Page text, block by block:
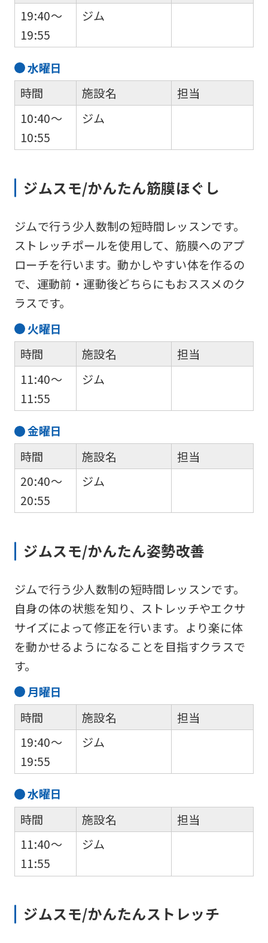
19:40～
19:55
ジム
水曜日
時間
10:40～
10:55
施設名
ジム
担当
ジムスモ/かんたん筋膜ほぐし
ジムで行う少人数制の短時間レッスンです。
ストレッチポールを使用して、筋膜へのアプ
ローチを行います。動かしやすい体を作るの
で、運動前・運動後どちらにもおススメのク
ラスです。
火曜日
時間
11:40～
11:55
施設名
ジム
担当
金曜日
時間
20:40～
20:55
施設名
ジム
担当
ジムスモ/かんたん姿勢改善
ジムで行う少人数制の短時間レッスンです。
自身の体の状態を知り、ストレッチやエクサ
サイズによって修正を行います。より楽に体
を動かせるようになることを目指すクラスで
す。
月曜日
時間
19:40～
19:55
施設名
ジム
担当
水曜日
時間
11:40～
11:55
施設名
ジム
担当
ジムスモ/かんたんストレッチ
foreigners
Central
Sports
automatically
translated
into
English.
Click
the
automatic
return
the
top
you